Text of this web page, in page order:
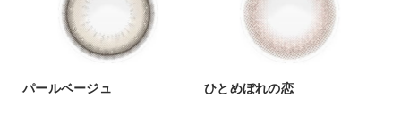
パールベージュ ひとめぼれの恋